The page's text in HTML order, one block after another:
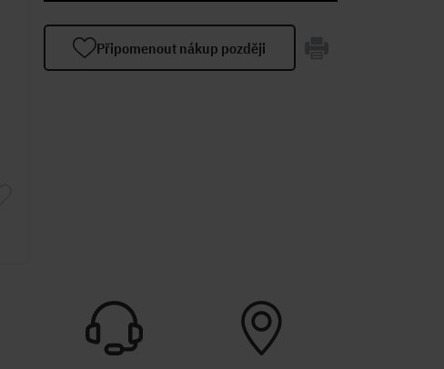
Připomenout nákup později